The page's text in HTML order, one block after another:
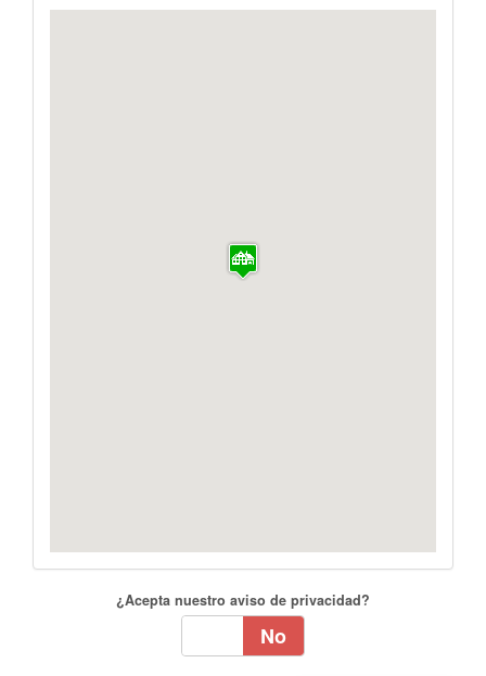
¿Acepta nuestro aviso de privacidad?
No